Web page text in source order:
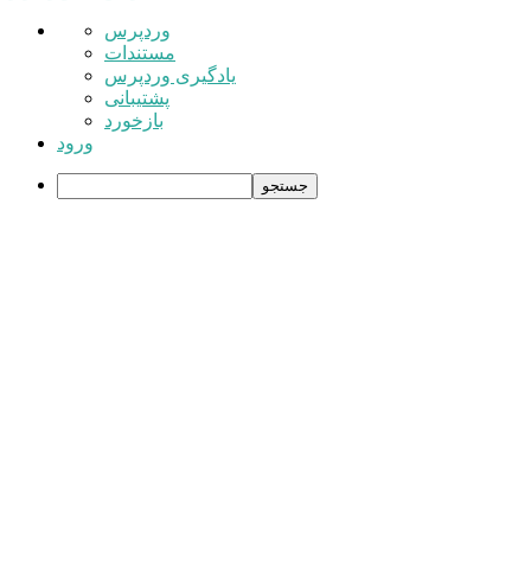
درباره
وردپرس
وردپرس
مستندات
یادگیری وردپرس
پشتیبانی
بازخورد
ورود
جستجو